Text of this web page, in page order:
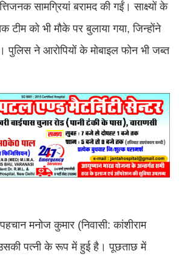
सामग्रियां बरामद की गईं। साक्ष्यों के
को भी मौके पर बुलाया गया, जिन्होंने
पुलिस ने आरोपियों के मोबाइल फोन भी जब्त
मनोज कुमार (निवासी: कांशीराम
पत्नी के रूप में हुई है। पूछताछ में